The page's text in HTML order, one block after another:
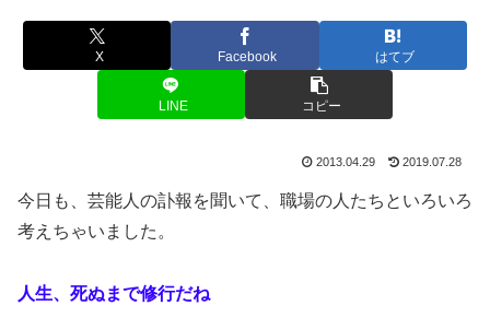
X Facebook はてブ
LINE コピー
2013.04.29 2019.07.28
今日も、芸能人の訃報を聞いて、職場の人たちといろいろ
考えちゃいました。
人生、死ぬまで修行だね